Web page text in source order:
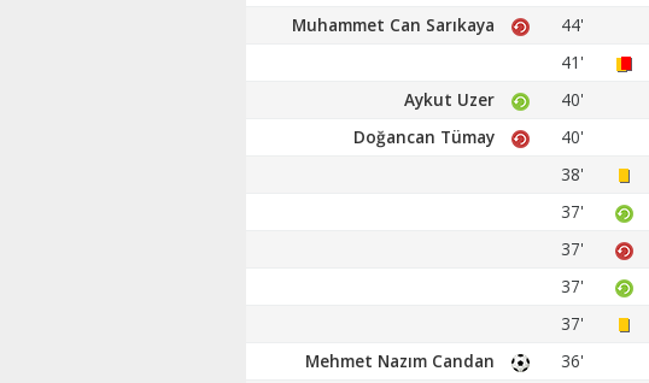
Muhammet Can Sarıkaya
44'
41'
Aykut Uzer
40'
Doğancan Tümay
40'
38'
37'
37'
37'
37'
Mehmet Nazım Candan
36'